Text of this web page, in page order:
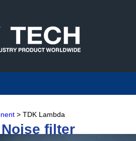
> TDK Lambda
filter